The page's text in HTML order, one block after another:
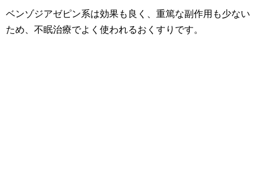
ベンゾジアゼピン系は効果も良く、重篤な副作用も少ない
ため、不眠治療でよく使われるおくすりです。